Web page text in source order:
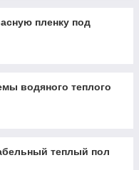
пленку под
водяного теплого
теплый пол